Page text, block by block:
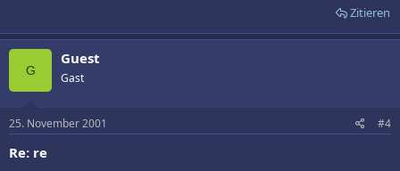
Zitieren
G
Guest
Gast
25. November 2001 #4
Re: re